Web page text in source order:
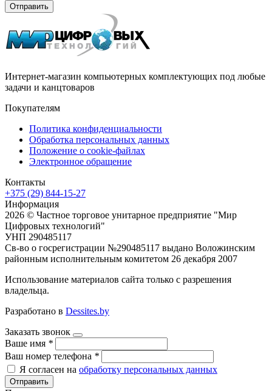
Отправить
Интернет-магазин компьютерных комплектующих под любые
задачи и канцтоваров
Покупателям
Политика конфиденциальности
Обработка персональных данных
Положение о cookie-файлах
Электронное обращение
Контакты
+375 (29) 844-15-27
Информация
2026 © Частное торговое унитарное предприятие "Мир
Цифровых технологий"
УНП 290485117
Св-во о госрегистрации №290485117 выдано Воложинским
районным исполнительным комитетом 26 декабря 2007
Использование материалов сайта только с разрешения
владельца.
Разработано в Dessites.by
Заказать звонок
Ваше имя *
Ваш номер телефона *
Я согласен на обработку персональных данных
Отправить